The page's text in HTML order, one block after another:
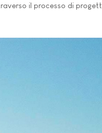
il processo di